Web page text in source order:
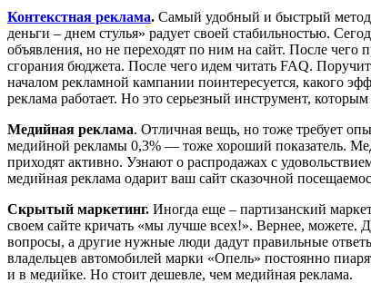
Контекстная реклама. Самый удобный и быстрый метод
деньги – днем стулья» радует своей стабильностью.
объявления, но не переходят по ним на сайт. После
сгорания бюджета. После чего идем читать FAQ.
началом рекламной кампании поинтересуется, какого
реклама работает. Но это серьезный инструмент,
Медийная реклама. Отличная вещь, но тоже требует
медийной рекламы 0,3% — тоже хороший показатель.
приходят активно. Узнают о распродажах с
медийная реклама одарит ваш сайт сказочной
Скрытый маркетинг. Иногда еще – партизанский
своем сайте кричать «мы лучше всех!». Вернее,
вопросы, а другие нужные люди дадут правильные
владельцев автомобилей марки «Опель» постоянно
и в медийке. Но стоит дешевле, чем медийная реклама.